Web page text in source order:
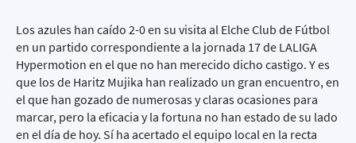
Los azules han caído 2-0 en su visita al Elche Club de Fútbol
en un partido correspondiente a la jornada 17 de LALIGA
Hypermotion en el que no han merecido dicho castigo. Y es
que los de Haritz Mujika han realizado un gran encuentro, en
el que han gozado de numerosas y claras ocasiones para
marcar, pero la eficacia y la fortuna no han estado de su lado
en el día de hoy. Sí ha acertado el equipo local en la recta